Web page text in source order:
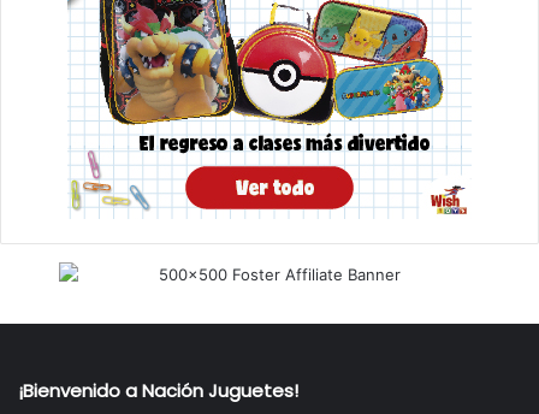
¡Bienvenido a Nación Juguetes!